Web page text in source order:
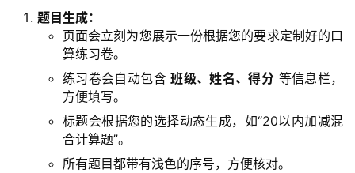
题目生成：
页面会立刻为您展示一份根据您的要求定制好的口
算练习卷。
练习卷会自动包含班级、姓名、得分 等信息栏，
方便填写。
标题会根据您的选择动态生成，如“20以内加减混
合计算题”。
所有题目都带有浅色的序号，方便核对。